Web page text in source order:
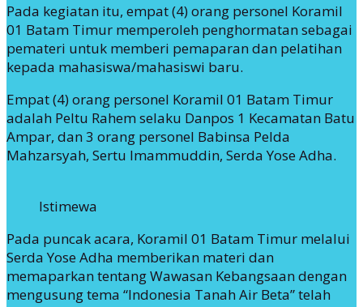
Pada kegiatan itu, empat (4) orang personel Koramil
01 Batam Timur memperoleh penghormatan sebagai
pemateri untuk memberi pemaparan dan pelatihan
kepada mahasiswa/mahasiswi baru.
Empat (4) orang personel Koramil 01 Batam Timur
adalah Peltu Rahem selaku Danpos 1 Kecamatan Batu
Ampar, dan 3 orang personel Babinsa Pelda
Mahzarsyah, Sertu Imammuddin, Serda Yose Adha.
Istimewa
Pada puncak acara, Koramil 01 Batam Timur melalui
Serda Yose Adha memberikan materi dan
memaparkan tentang Wawasan Kebangsaan dengan
mengusung tema “Indonesia Tanah Air Beta” telah